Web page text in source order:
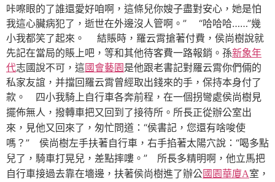
咔嚓眼的了誰還愛好咱啊，這條兒你嫂子盡對安心，她是怕
我這心臟病犯了，逝世在外邊沒人管啊。” “哈哈哈……”幾
小我都笑了起來。 結賬時，羅云霄搶著付費，侯尚樹說就
先記在當局的賬上吧，等和其他待客費一路報銷。孫新象年
代志國說不可，這國會藝園是他跟老書記對羅云霄你們倆的
私家友誼，并擋回羅云霄曾經取出錢來的手，保持本身付了
款。
四小我騎上自行車各奔前程，在一個拐彎處侯尚樹見
擺佈無人，撥轉車把又回到了接待所。所長正從辦公室出
來，見他又回來了，匆忙問道： “侯書記，您還有啥唆使
嗎？” 侯尚樹左手扶著自行車，右手掐著太陽穴說： “喝多點
兒了，騎車打晃兒，差點摔嘍。” 所長多精明啊，他立馬把
自行車接過去靠在墻邊，扶著侯尚樹進了辦公國園華廈A室，